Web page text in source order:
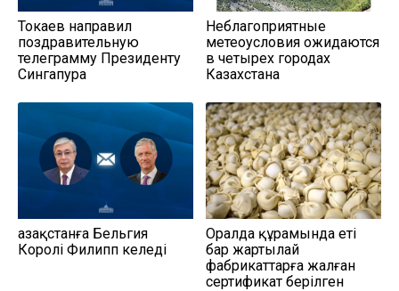
Токаев направил
поздравительную
телеграмму Президенту
Сингапура
Неблагоприятные
метеоусловия ожидаются
в четырех городах
Казахстана
Қазақстанға Бельгия
Королі Филипп келеді
Оралда құрамында еті
бар жартылай
фабрикаттарға жалған
сертификат берілген